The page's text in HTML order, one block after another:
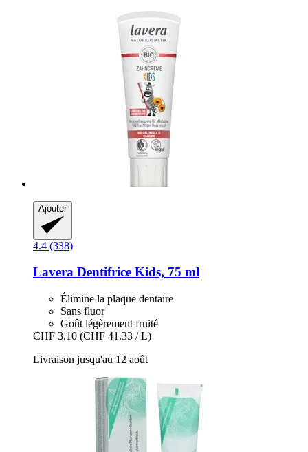
Ajouter
4.4 (338)
Lavera Dentifrice Kids, 75 ml
Élimine la plaque dentaire
Sans fluor
Goût légèrement fruité
CHF 3.10 (CHF 41.33 / L)
Livraison jusqu'au 12 août